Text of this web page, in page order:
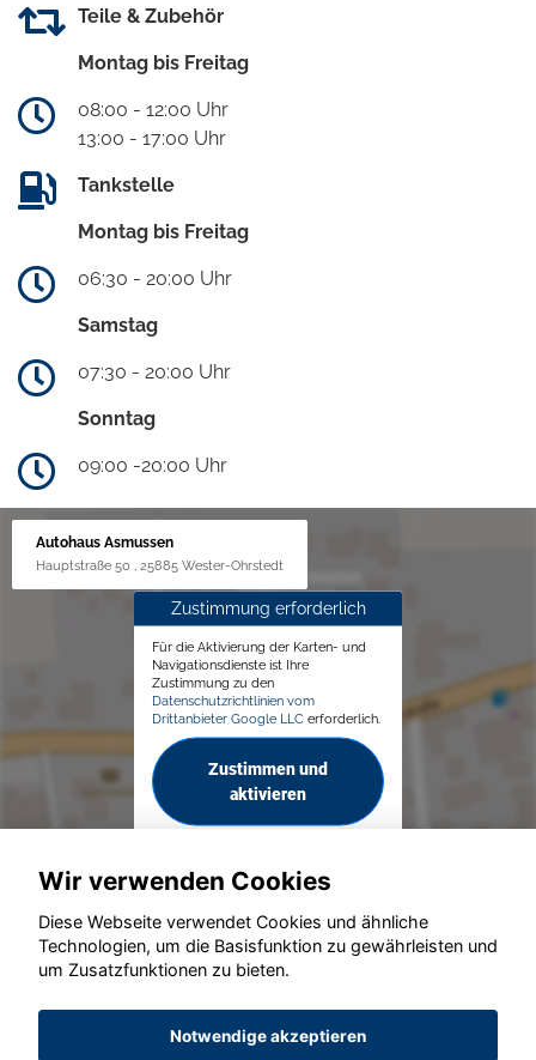
Teile & Zubehör
Montag bis Freitag
08:00 - 12:00 Uhr
13:00 - 17:00 Uhr
Tankstelle
Montag bis Freitag
06:30 - 20:00 Uhr
Samstag
07:30 - 20:00 Uhr
Sonntag
09:00 -20:00 Uhr
Autohaus Asmussen
Hauptstraße 50 , 25885 Wester-Ohrstedt
Zustimmung erforderlich
Für die Aktivierung der Karten- und
Navigationsdienste ist Ihre
Zustimmung zu den
Datenschutzrichtlinien vom
Drittanbieter Google LLC erforderlich.
Zustimmen und
aktivieren
© konjunkturmotor.de GmbH 2020 - 2026
Wir verwenden Cookies
Diese Webseite verwendet Cookies und ähnliche
Technologien, um die Basisfunktion zu gewährleisten und
um Zusatzfunktionen zu bieten.
Notwendige akzeptieren